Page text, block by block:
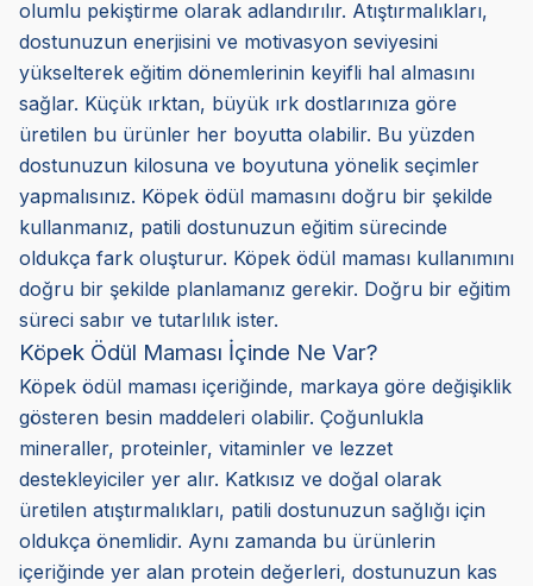
olumlu pekiştirme olarak adlandırılır. Atıştırmalıkları,
dostunuzun enerjisini ve motivasyon seviyesini
yükselterek eğitim dönemlerinin keyifli hal almasını
sağlar. Küçük ırktan, büyük ırk dostlarınıza göre
üretilen bu ürünler her boyutta olabilir. Bu yüzden
dostunuzun kilosuna ve boyutuna yönelik seçimler
yapmalısınız. Köpek ödül mamasını doğru bir şekilde
kullanmanız, patili dostunuzun eğitim sürecinde
oldukça fark oluşturur. Köpek ödül maması kullanımını
doğru bir şekilde planlamanız gerekir. Doğru bir eğitim
süreci sabır ve tutarlılık ister.
Köpek Ödül Maması İçinde Ne Var?
Köpek ödül maması içeriğinde, markaya göre değişiklik
gösteren besin maddeleri olabilir. Çoğunlukla
mineraller, proteinler, vitaminler ve lezzet
destekleyiciler yer alır. Katkısız ve doğal olarak
üretilen atıştırmalıkları, patili dostunuzun sağlığı için
oldukça önemlidir. Aynı zamanda bu ürünlerin
içeriğinde yer alan protein değerleri, dostunuzun kas